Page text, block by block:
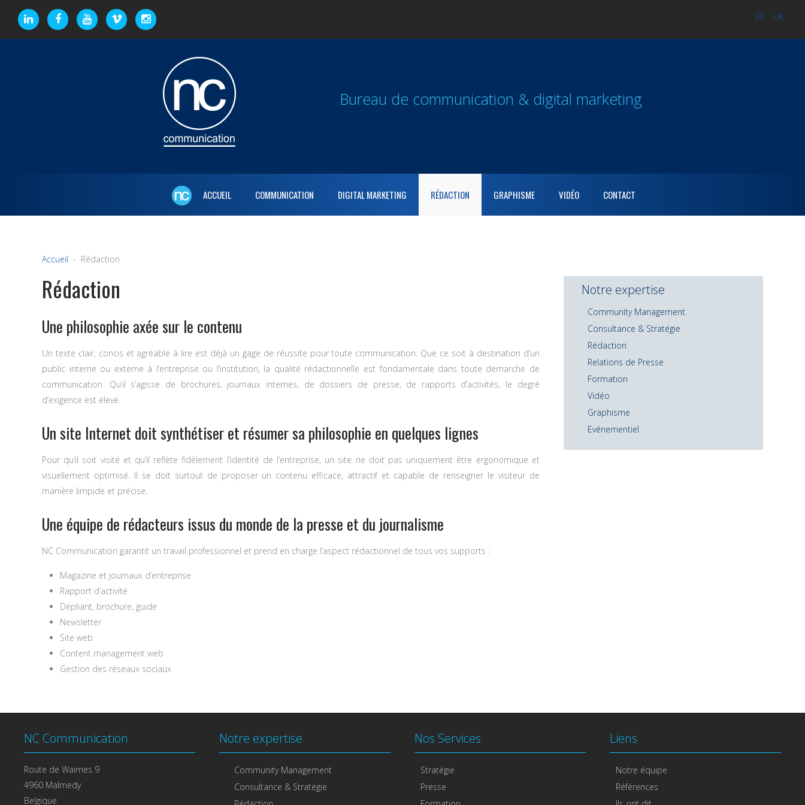
FR UK
Bureau de communication & digital marketing
ACCUEIL COMMUNICATION DIGITAL MARKETING RÉDACTION GRAPHISME VIDÉO CONTACT
Accueil Rédaction
Rédaction
Une philosophie axée sur le contenu
Un texte clair, concis et agréable à lire est déjà un gage de réussite pour toute communication. Que ce soit à destination d’un
public interne ou externe à l’entreprise ou l’institution, la qualité rédactionnelle est fondamentale dans toute démarche de
communication. Qu’il s’agisse de brochures, journaux internes, de dossiers de presse, de rapports d’activités, le degré
d’exigence est élevé.
Un site Internet doit synthétiser et résumer sa philosophie en quelques lignes
Pour qu’il soit visité et qu’il reflète fidèlement l’identité de l’entreprise, un site ne doit pas uniquement être ergonomique et
visuellement optimisé. Il se doit surtout de proposer un contenu efficace, attractif et capable de renseigner le visiteur de
manière limpide et précise.
Une équipe de rédacteurs issus du monde de la presse et du journalisme
NC Communication garantit un travail professionnel et prend en charge l’aspect rédactionnel de tous vos supports :
Magazine et journaux d’entreprise
Rapport d’activité
Dépliant, brochure, guide
Newsletter
Site web
Content management web
Gestion des réseaux sociaux
Notre expertise
Community Management
Consultance & Stratégie
Rédaction
Relations de Presse
Formation
Vidéo
Graphisme
Evénementiel
NC Communication
Route de Waimes 9
4960 Malmedy
Belgique
Notre expertise
Community Management
Consultance & Stratégie
Nos Services
Stratégie
Presse
Liens
Notre équipe
Références